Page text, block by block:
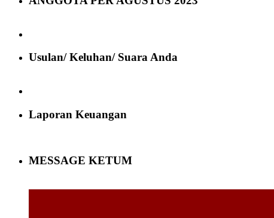
Usulan/ Keluhan/ Suara Anda
Laporan Keuangan
MESSAGE KETUM